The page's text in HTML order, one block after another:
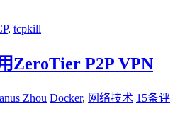
, tcpkill
ZeroTier P2P VPN
Zhou Docker, 网络技术 15条评